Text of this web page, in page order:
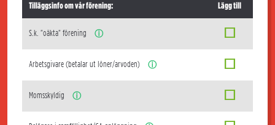
Tilläggsinfo om vår förening: Lägg till
S.k. "oäkta" förening ⓘ
Arbetsgivare (betalar ut löner/arvoden) ⓘ
Momsskyldig ⓘ